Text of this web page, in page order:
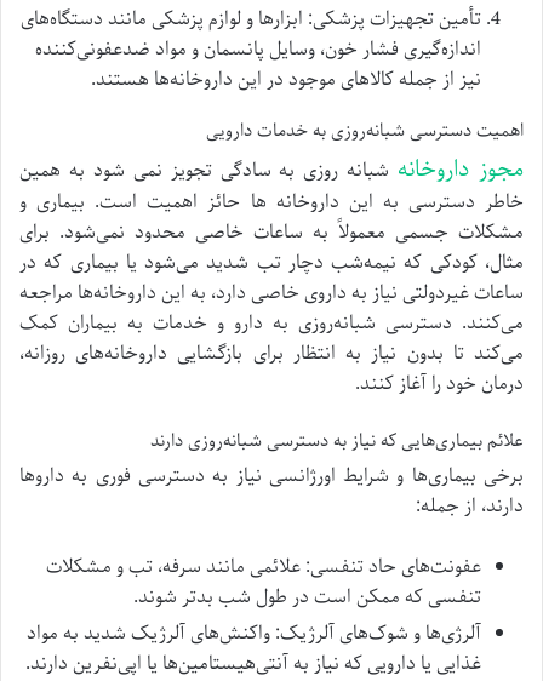
تأمین تجهیزات پزشکی: ابزارها و لوازم پزشکی مانند دستگاه‌های
اندازه‌گیری فشار خون، وسایل پانسمان و مواد ضدعفونی‌کننده
نیز از جمله کالاهای موجود در این داروخانه‌ها هستند.
اهمیت دسترسی شبانه‌روزی به خدمات دارویی
مجوز داروخانه شبانه روزی به سادگی تجویز نمی شود به همین
خاطر دسترسی به این داروخانه ها حائز اهمیت است. بیماری و
مشکلات جسمی معمولاً به ساعات خاصی محدود نمی‌شود. برای
مثال، کودکی که نیمه‌شب دچار تب شدید می‌شود یا بیماری که در
ساعات غیردولتی نیاز به داروی خاصی دارد، به این داروخانه‌ها مراجعه
می‌کنند. دسترسی شبانه‌روزی به دارو و خدمات به بیماران کمک
می‌کند تا بدون نیاز به انتظار برای بازگشایی داروخانه‌های روزانه،
درمان خود را آغاز کنند.
علائم بیماری‌هایی که نیاز به دسترسی شبانه‌روزی دارند
برخی بیماری‌ها و شرایط اورژانسی نیاز به دسترسی فوری به داروها
دارند، از جمله:
عفونت‌های حاد تنفسی: علائمی مانند سرفه، تب و مشکلات
تنفسی که ممکن است در طول شب بدتر شوند.
آلرژی‌ها و شوک‌های آلرژیک: واکنش‌های آلرژیک شدید به مواد
غذایی یا دارویی که نیاز به آنتی‌هیستامین‌ها یا اپی‌نفرین دارند.